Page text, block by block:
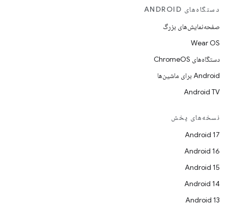
دستگاه‌های ANDROID
صفحه‌نمایش‌های بزرگ
Wear OS
دستگاه‌های ChromeOS
Android برای ماشین‌ها
Android TV
نسخه‌های پخش
Android 17
Android 16
Android 15
Android 14
Android 13